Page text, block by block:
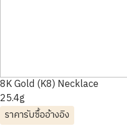
8K Gold (K8) Necklace
25.4g
ราคารับซื้ออ้างอิง